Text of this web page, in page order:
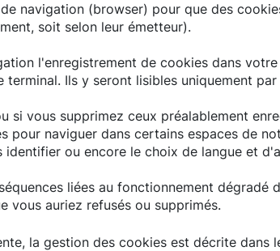
navigation (browser) pour que des
soit selon leur émetteur).
l'enregistrement de cookies dans
Ils y seront lisibles uniquement par
si vous supprimez ceux préalablement
pour naviguer dans certains espaces de
ou encore le choix de langue et
liées au fonctionnement
vous auriez refusés ou supprimés.
la gestion des cookies est décrite dans